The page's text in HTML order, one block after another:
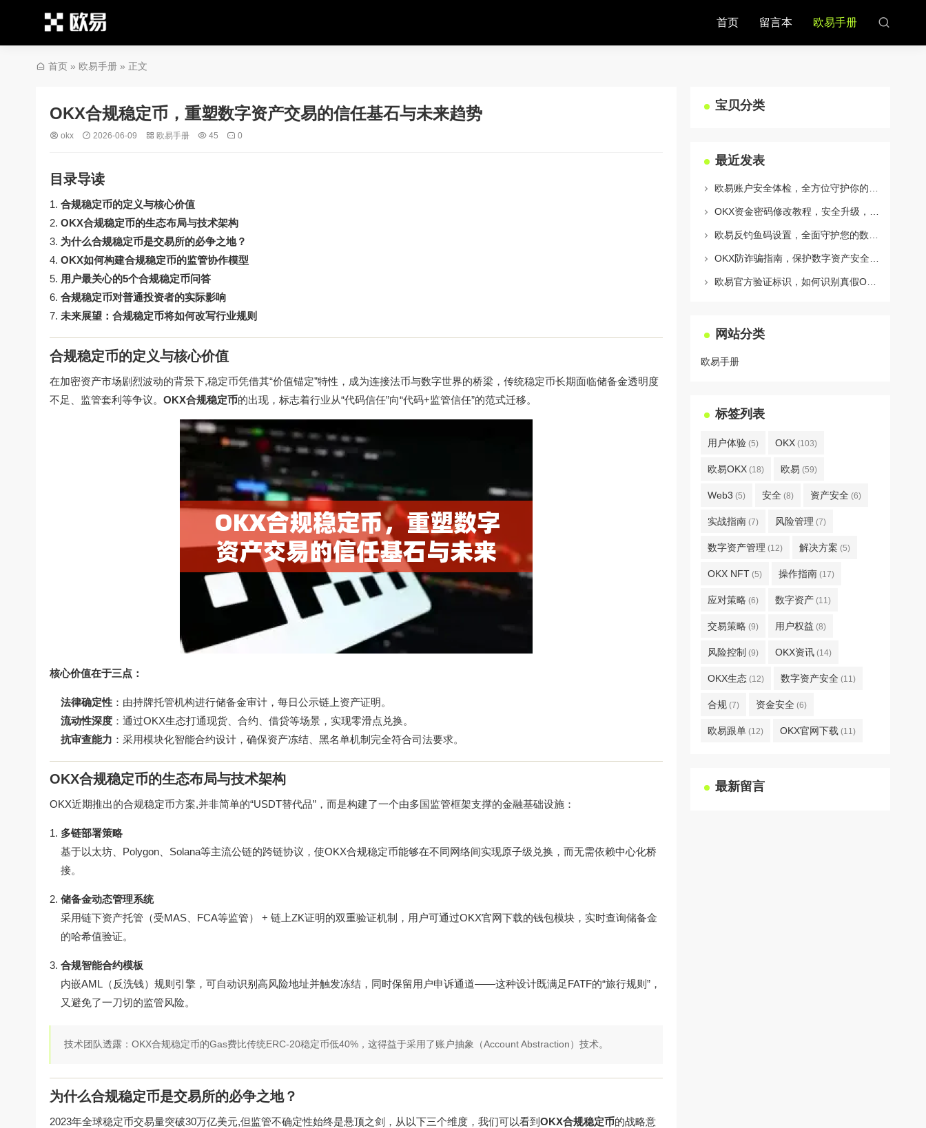
首页 留言本 欧易手册
首页 » 欧易手册 » 正文
OKX合规稳定币，重塑数字资产交易的信任基石与未来趋势
okx 2026-06-09 欧易手册 45 0
目录导读
合规稳定币的定义与核心价值
OKX合规稳定币的生态布局与技术架构
为什么合规稳定币是交易所的必争之地？
OKX如何构建合规稳定币的监管协作模型
用户最关心的5个合规稳定币问答
合规稳定币对普通投资者的实际影响
未来展望：合规稳定币将如何改写行业规则
合规稳定币的定义与核心价值
在加密资产市场剧烈波动的背景下,稳定币凭借其“价值锚定”特性，成为连接法币与数字世界的桥梁，传统稳定币长期面临储备金透明度
不足、监管套利等争议。 OKX合规稳定币的出现，标志着行业从“代码信任”向“代码+监管信任”的范式迁移。
核心价值在于三点：
法律确定性 ：由持牌托管机构进行储备金审计，每日公示链上资产证明。
流动性深度 ：通过OKX生态打通现货、合约、借贷等场景，实现零滑点兑换。
抗审查能力 ：采用模块化智能合约设计，确保资产冻结、黑名单机制完全符合司法要求。
OKX合规稳定币的生态布局与技术架构
OKX近期推出的合规稳定币方案,并非简单的“USDT替代品”，而是构建了一个由多国监管框架支撑的金融基础设施：
多链部署策略
基于以太坊、Polygon、Solana等主流公链的跨链协议，使OKX合规稳定币能够在不同网络间实现原子级兑换，而无需依赖中心化桥
接。
储备金动态管理系统
采用链下资产托管（受MAS、FCA等监管） + 链上ZK证明的双重验证机制，用户可通过OKX官网下载的钱包模块，实时查询储备金
的哈希值验证。
合规智能合约模板
内嵌AML（反洗钱）规则引擎，可自动识别高风险地址并触发冻结，同时保留用户申诉通道——这种设计既满足FATF的“旅行规则”，
又避免了一刀切的监管风险。
技术团队透露：OKX合规稳定币的Gas费比传统ERC-20稳定币低40%，这得益于采用了账户抽象（Account Abstraction）技术。
为什么合规稳定币是交易所的必争之地？
2023年全球稳定币交易量突破30万亿美元,但监管不确定性始终是悬顶之剑，从以下三个维度，我们可以看到 OKX合规稳定币的战略意
宝贝分类
最近发表
网站分类
欧易手册
标签列表
用户体验 (5) OKX (103)
欧易OKX (18) 欧易 (59)
Web3 (5) 安全 (8) 资产安全 (6)
实战指南 (7) 风险管理 (7)
数字资产管理 (12) 解决方案 (5)
OKX NFT (5) 操作指南 (17)
应对策略 (6) 数字资产 (11)
交易策略 (9) 用户权益 (8)
风险控制 (9) OKX资讯 (14)
OKX生态 (12) 数字资产安全 (11)
合规 (7) 资金安全 (6)
欧易跟单 (12) OKX官网下载 (11)
最新留言